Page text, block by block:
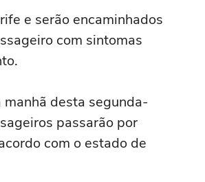
e serão encaminhados
com sintomas
desta segunda-
passarão por
com o estado de